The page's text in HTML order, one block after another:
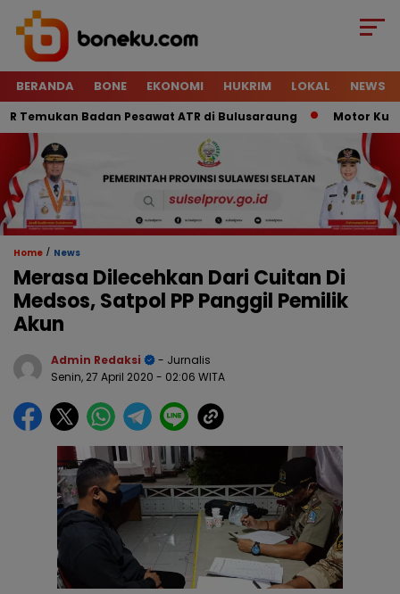
BERANDA BONE EKONOMI HUKRIM LOKAL NEWS
Badan Pesawat ATR di Bulusaraung Motor Kurir
Home / News
Merasa Dilecehkan Dari Cuitan Di
Medsos, Satpol PP Panggil Pemilik
Akun
Admin Redaksi
- Jurnalis
Senin, 27 April 2020 - 02:06 WITA